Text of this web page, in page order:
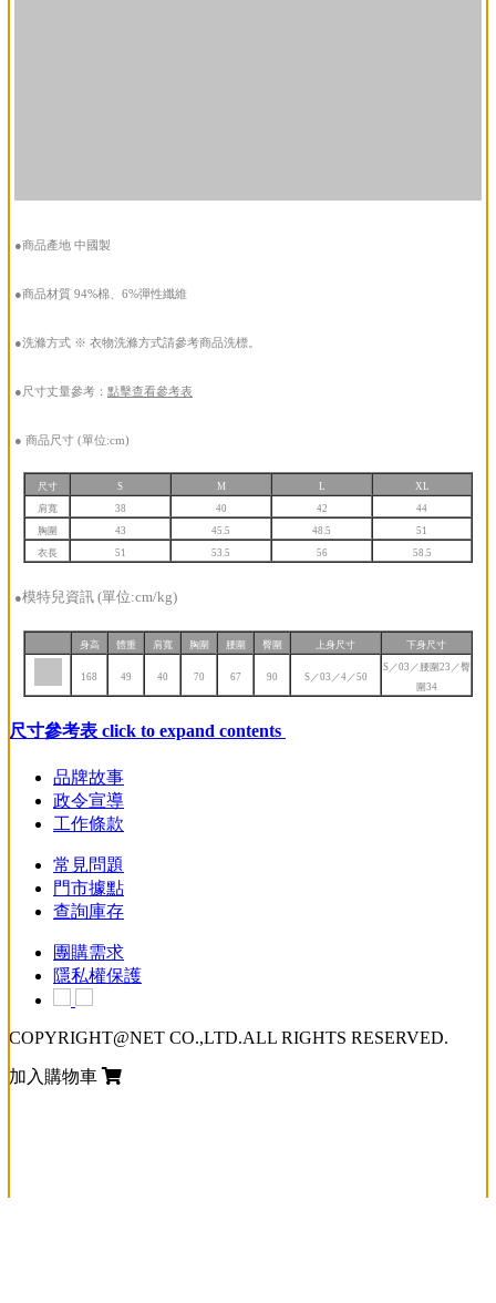
●商品產地 中國製
●商品材質 94%棉、6%彈性纖維
●洗滌方式 ※ 衣物洗滌方式請參考商品洗標。
●尺寸丈量參考： 點擊查看參考表
● 商品尺寸 (單位:cm)
尺寸 S M L
XL
肩寬
38 40 42
44
胸圍
43 45.5 48.5
51
衣長
51 53.5 56 58.5
●模特兒資訊 (單位:cm/kg)
身高 體重 肩寬 胸圍 腰圍 臀圍 上身 尺寸 下身 尺寸
168 49 40 70 67 90 S／03／4／50
S／03／腰圍23／臀
圍34
尺寸參考表 click to expand contents
品牌故事
政令宣導
工作條款
常見問題
門市據點
查詢庫存
團購需求
隱私權保護
COPYRIGHT@NET CO.,LTD.ALL RIGHTS RESERVED.
加入購物車